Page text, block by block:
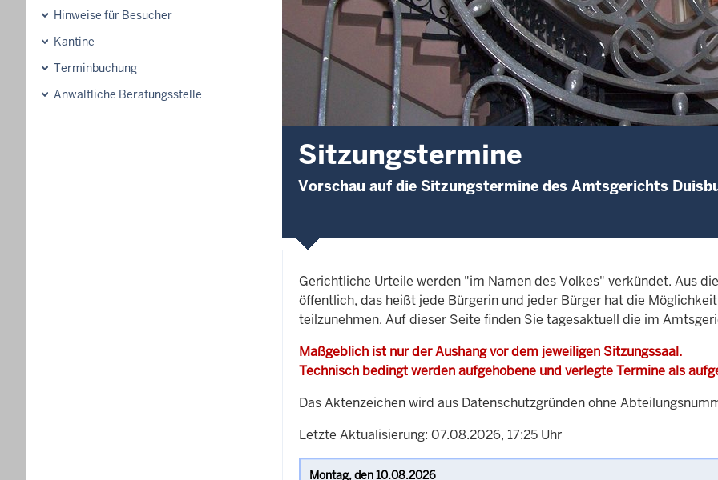
Hinweise für Besucher
Kantine
Terminbuchung
Anwaltliche Beratungsstelle
Sitzungstermine
Vorschau auf die Sitzungstermine des Amtsgerichts
Gerichtliche Urteile werden "im Namen des Volkes" verkündet. Aus
öffentlich, das heißt jede Bürgerin und jeder Bürger hat die
teilzunehmen. Auf dieser Seite finden Sie tagesaktuell die im
Maßgeblich ist nur der Aushang vor dem jeweiligen Sitzungssaal.
Technisch bedingt werden aufgehobene und verlegte Termine als
Das Aktenzeichen wird aus Datenschutzgründen ohne
Letzte Aktualisierung: 07.08.2026, 17:25 Uhr